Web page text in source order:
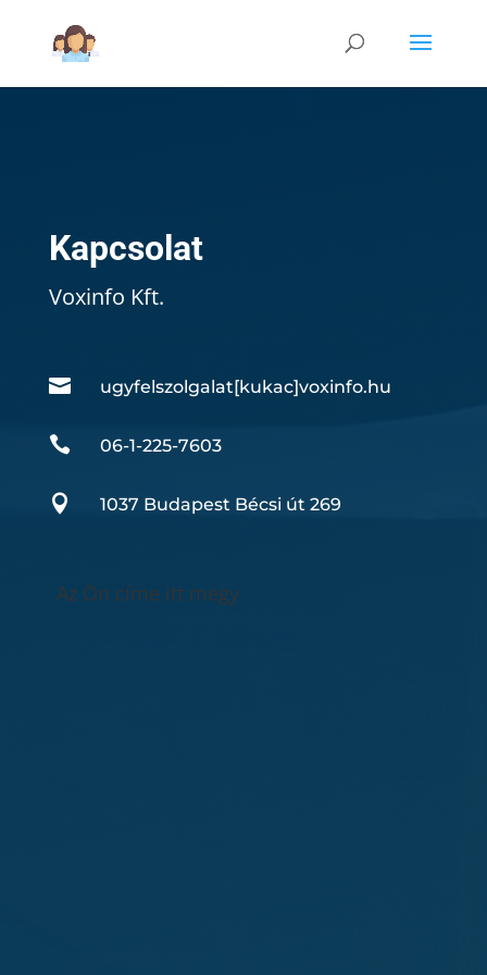
Kapcsolat
Voxinfo Kft.
 ugyfelszolgalat[kukac]voxinfo.hu
 06-1-225-7603
 1037 Budapest Bécsi út 269
Az Ön címe itt megy